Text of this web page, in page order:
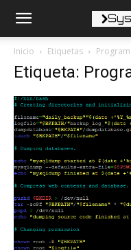
Inicio Etiquetas
Etiqueta: